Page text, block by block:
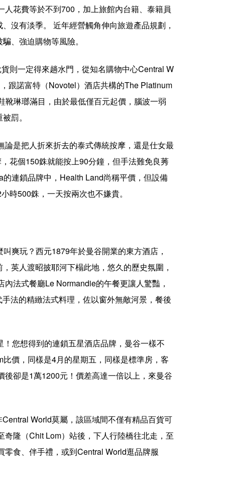
花費等於不到700，加上旅館內台籍、泰籍員
沒有淡季。 近年經營觸角伸向旅遊產品規劃，
、強迫購物等風險。
則一定得來趟水門，從知名購物中心Central W
跟諾富特（Novotel）酒店共構的The Platinum
琳瑯滿目，由於最低僅百元起價，腦波一弱
罰。
是把人折來折去的泰式傳統按摩，還是仕女最
花個150銖就能按上90分鐘，但手法難免良莠
連鎖品牌中，Health Land尚稱平價，但設備
時500銖，一天按兩次也不嫌貴。
爽玩？西元1879年於曼谷開業的東方酒店，
英人渡昭披耶河下榻此地，悠久的歷史氛圍，
法式餐廳Le Normandie的午餐更讓人驚豔，
法的精緻法式料理，佐以窗外無敵河景，餐後
您想得到的連鎖五星酒店品牌，曼谷一樣不
價，同樣是4月的星期五，同樣是標準房，客
卻是1萬1200元！價差高達一倍以上，來曼谷
World莫屬，該區域間不僅有精品百貨可
隆（Chit Lom）站後，下人行陸橋往北走，至
食、伴手禮，或到Central World逛品牌服